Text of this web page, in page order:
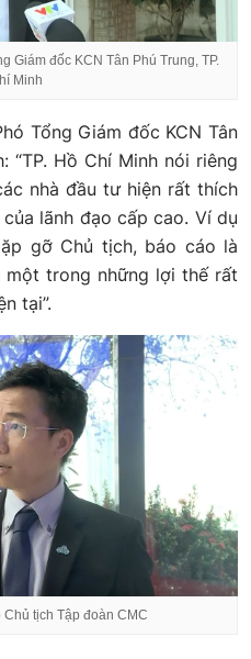
Giám đốc KCN Tân Phú Trung, TP.
Minh
Tổng Giám đốc KCN Tân
“TP. Hồ Chí Minh nói riêng
nhà đầu tư hiện rất thích
lãnh đạo cấp cao. Ví dụ
gỡ Chủ tịch, báo cáo là
trong những lợi thế rất
tại”.
tịch Tập đoàn CMC